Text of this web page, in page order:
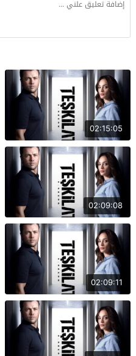
02:15:05
02:09:08
02:09:11